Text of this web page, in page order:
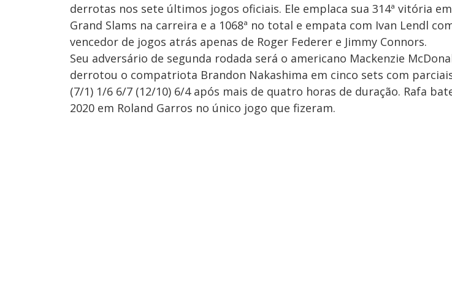
derrotas nos sete últimos jogos oficiais. Ele emplaca sua 314ª vitória
Grand Slams na carreira e a 1068ª no total e empata com Ivan Lendl
vencedor de jogos atrás apenas de Roger Federer e Jimmy Connors.
Seu adversário de segunda rodada será o americano Mackenzie
derrotou o compatriota Brandon Nakashima em cinco sets com
(7/1) 1/6 6/7 (12/10) 6/4 após mais de quatro horas de duração. Rafa
2020 em Roland Garros no único jogo que fizeram.